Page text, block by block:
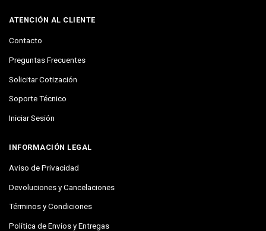
ATENCIÓN AL CLIENTE
Contacto
Preguntas Frecuentes
Solicitar Cotización
Soporte Técnico
Iniciar Sesión
INFORMACIÓN LEGAL
Aviso de Privacidad
Devoluciones y Cancelaciones
Términos y Condiciones
Política de Envíos y Entregas